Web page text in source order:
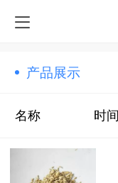
产品展示
名称 时间